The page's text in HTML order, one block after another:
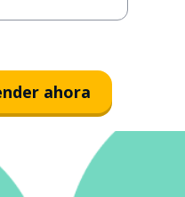
ahora